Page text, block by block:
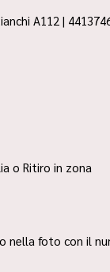
A112 |
o Ritiro in zona
nella foto con il